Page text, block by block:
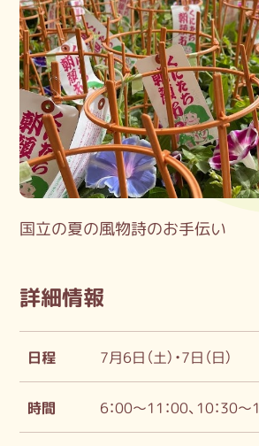
国立の夏の風物詩のお手伝い
詳細情報
日程 7月6日（土）・7日（日）
時間 6：00～11：00、10：30～